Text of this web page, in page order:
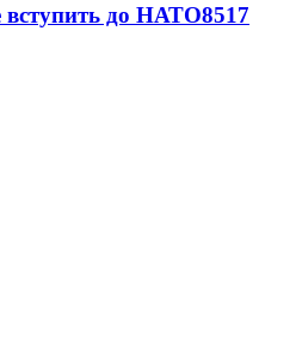
вступить до НАТО8517